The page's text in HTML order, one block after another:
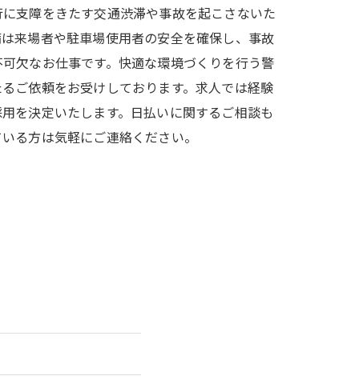
支障をきたす交通渋滞や事故を起こさないた
来場者や駐車場使用者の安全を確保し、事故
欠なお仕事です。快適な環境づくりを行う警
ご依頼をお受けしております。求人では経験
を決定いたします。日払いに関するご相談も
る方は気軽にご連絡ください。